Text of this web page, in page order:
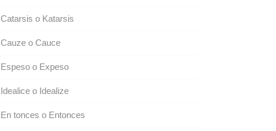
Catarsis o Katarsis
Cauze o Cauce
Espeso o Expeso
Idealice o Idealize
En tonces o Entonces